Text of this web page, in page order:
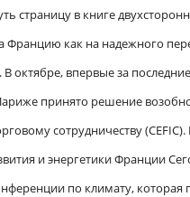
страницу в книге
Францию как на надежного
октябре, впервые за
принято решение
сотрудничеству
и энергетики Франции
по климату,